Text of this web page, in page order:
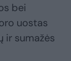
bei
uostas
ir sumažės